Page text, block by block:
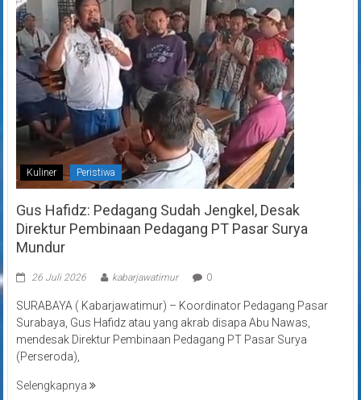
Kuliner Peristiwa
Gus Hafidz: Pedagang Sudah Jengkel, Desak
Direktur Pembinaan Pedagang PT Pasar Surya
Mundur
26 Juli 2026 kabarjawatimur 0
SURABAYA ( Kabarjawatimur) – Koordinator Pedagang Pasar
Surabaya, Gus Hafidz atau yang akrab disapa Abu Nawas,
mendesak Direktur Pembinaan Pedagang PT Pasar Surya
(Perseroda),
Selengkapnya